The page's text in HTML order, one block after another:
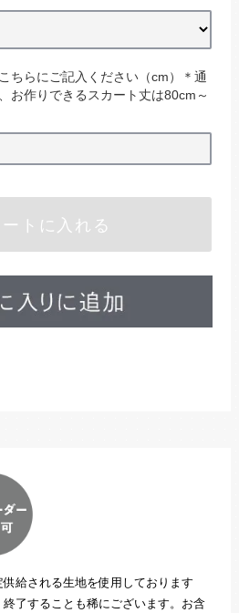
ちらにご記入ください（cm）＊通
お作りできるスカート丈は80cm～
ートに入れる
供給される生地を使用しております
了することも稀にございます。お含